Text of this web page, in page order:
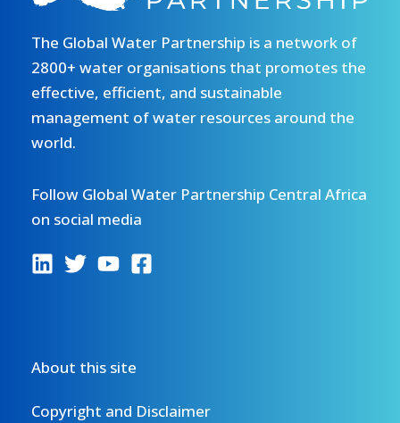
The Global Water Partnership is a network of
2800+ water organisations that promotes the
effective, efficient, and sustainable
management of water resources around the
world.
Follow Global Water Partnership Central Africa
on social media
About this site
Copyright and Disclaimer